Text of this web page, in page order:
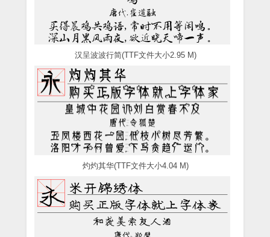
汉呈波波行简(TTF文件大小2.95 M)
灼灼其华(TTF文件大小4.04 M)